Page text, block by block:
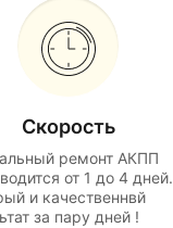
Скорость
ремонт АКПП
от 1 до 4 дней.
и качественнвй
за пару дней !